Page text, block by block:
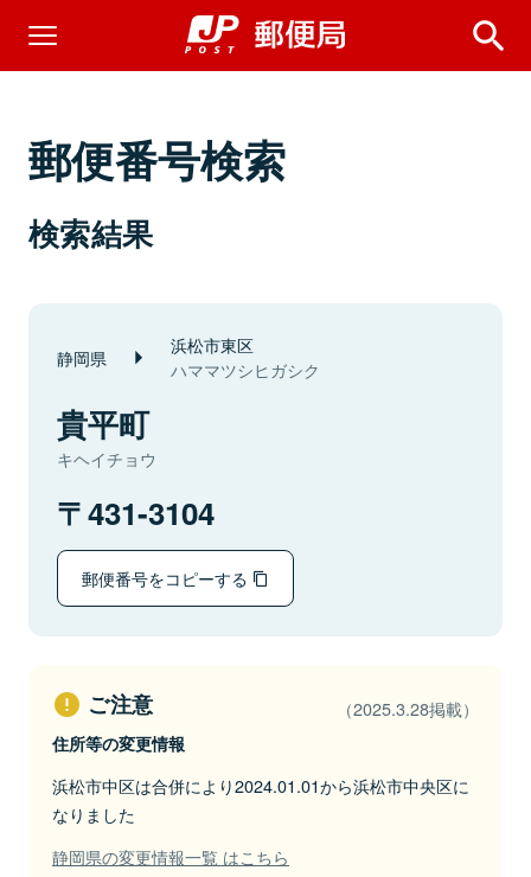
郵便番号検索
検索結果
静岡県 浜松市東区
ハママツシヒガシク
貴平町
キヘイチョウ
431-3104
郵便番号をコピーする
ご注意 （2025.3.28掲載）
住所等の変更情報
浜松市中区は合併により2024.01.01から浜松市中央区に
なりました
静岡県の変更情報一覧 はこちら